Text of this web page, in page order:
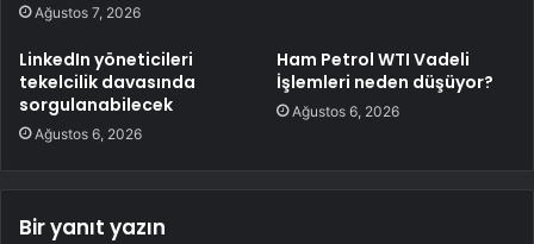
Ağustos 7, 2026
LinkedIn yöneticileri
tekelcilik davasında
sorgulanabilecek
Ağustos 6, 2026
Ham Petrol WTI Vadeli
İşlemleri neden düşüyor?
Ağustos 6, 2026
Bir yanıt yazın